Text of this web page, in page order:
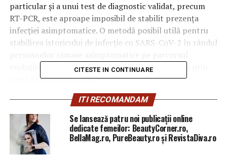
particular și a unui test de diagnostic validat, precum
RT-PCR, este aproape imposibil de stabilit prezența
infecției asimptomatice. O metodă posibil utilă pentru
stabilirea istoricului de infecție cu SARS-CoV-2 în rândul
evoluției epidemiei este supravegherea serologică prin
teste ELISA IgG și IgM.
Testele ELISA folosite la acest moment sunt teste
calitative pentru detecția anticorpilor de tip IgM și IgG
anti-SARS-CoV-2 și nu reprezintă singurul criteriu de
diagnostic. În cazul COVID-19, dinamica anticorpilor
arată că cei de tip IgM se pozitivează după cca 7 zile de
CITESTE IN CONTINUARE
ITI RECOMANDAM
Se lansează patru noi publicații online
dedicate femeilor: BeautyCorner.ro,
BellaMag.ro, PureBeauty.ro și RevistaDiva.ro